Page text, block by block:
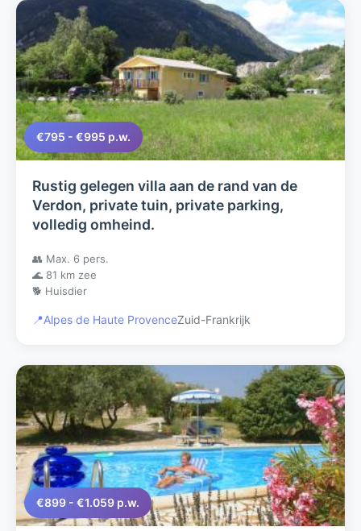
€795 - €995 p.w.
Rustig gelegen villa aan de rand van de
Verdon, private tuin, private parking,
volledig omheind.
👥 Max. 6 pers.
🌊 81 km zee
🐕 Huisdier
📍Alpes de Haute ProvenceZuid-Frankrijk
€899 - €1.059 p.w.